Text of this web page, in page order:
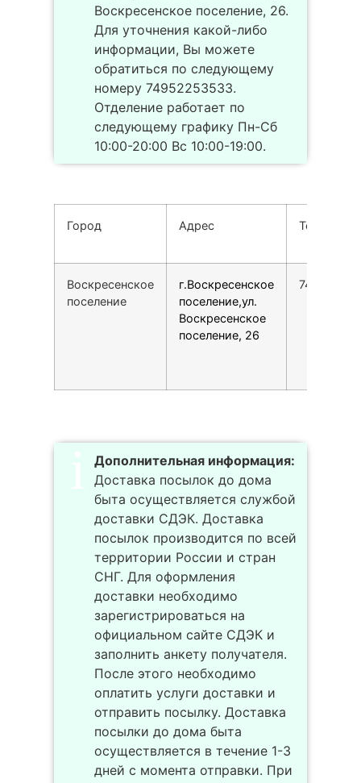
Воскресенское поселение, 26.
Для уточнения какой-либо
информации, Вы можете
обратиться по следующему
номеру 74952253533.
Отделение работает по
следующему графику Пн-Сб
10:00-20:00 Вс 10:00-19:00.
Город Адрес Телефон
Воскресенское
поселение
г.Воскресенское
поселение,ул.
Воскресенское
поселение, 26
Дополнительная информация:
Доставка посылок до дома
быта осуществляется службой
доставки СДЭК. Доставка
посылок производится по всей
территории России и стран
СНГ. Для оформления
доставки необходимо
зарегистрироваться на
официальном сайте СДЭК и
заполнить анкету получателя.
После этого необходимо
оплатить услуги доставки и
отправить посылку. Доставка
посылки до дома быта
осуществляется в течение 1-3
дней с момента отправки. При